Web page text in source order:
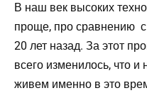
В наш век высоких
проще, про сравнению
20 лет назад. За этот
всего изменилось, что и
живем именно в это